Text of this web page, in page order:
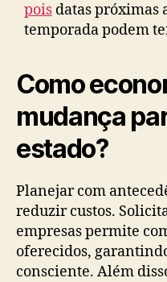
pois datas próximas
temporada podem
Como
mudança
estado?
Planejar com
reduzir custos.
empresas permite
oferecidos,
consciente. Além